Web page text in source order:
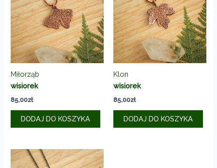
Miłorząb
wisiorek
85,00zł
DODAJ DO KOSZYKA
Klon
wisiorek
85,00zł
DODAJ DO KOSZYKA